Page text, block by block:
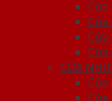
Cửa
Cửa
Cửa
CỬA
Cửa